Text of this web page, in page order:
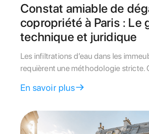
Constat amiable de
copropriété à Paris : Le
technique et juridique
Les infiltrations d’eau dans les
requièrent une méthodologie stricte.
garanties de l'assurance sous la
En savoir plus